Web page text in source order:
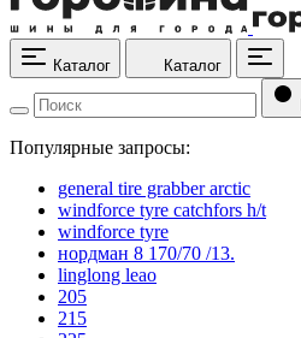
Каталог Каталог
Популярные запросы:
general tire grabber arctic
windforce tyre catchfors h/t
windforce tyre
нордман 8 170/70 /13.
linglong leao
205
215